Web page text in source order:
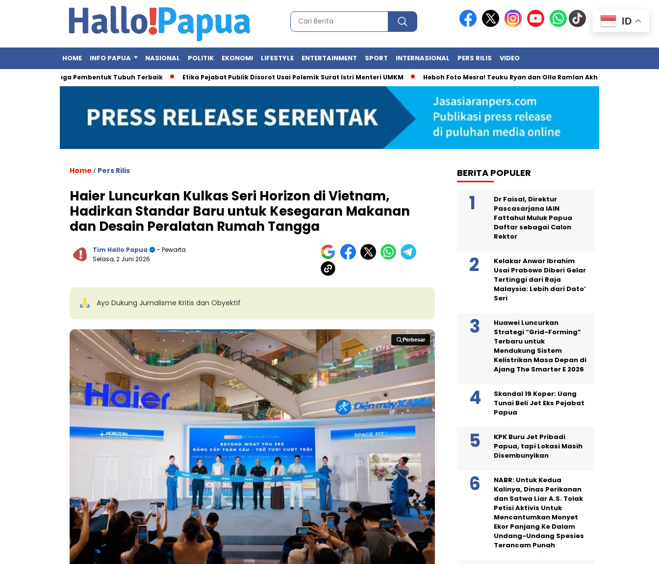
HOME INFO PAPUA NASIONAL POLITIK EKONOMI LIFESTYLE ENTERTAINMENT SPORT INTERNASIONAL PERS RILIS VIDEO
Olahraga Pembentuk Tubuh Terbaik Etika Pejabat Publik Disorot Usai Polemik Surat Istri Menteri UMKM Heboh Foto Mesra! Teuku Ryan dan Olla Ramlan Akhirnya Angkat Bicara
Home / Pers Rilis
Haier Luncurkan Kulkas Seri Horizon di Vietnam,
Hadirkan Standar Baru untuk Kesegaran Makanan
dan Desain Peralatan Rumah Tangga
Tim Hallo Papua
- Pewarta
Selasa, 2 Juni 2026
Ayo Dukung Jurnalisme Kritis dan Obyektif
Perbesar
Perbesar
BERITA POPULER
Dr Faisal, Direktur
Pascasarjana IAIN
Fattahul Muluk Papua
Daftar sebagai Calon
Rektor
Kelakar Anwar Ibrahim
Usai Prabowo Diberi Gelar
Tertinggi dari Raja
Malaysia: Lebih dari Dato’
Seri
Huawei Luncurkan
Strategi “Grid-Forming”
Terbaru untuk
Mendukung Sistem
Kelistrikan Masa Depan di
Ajang The Smarter E 2026
Skandal 19 Koper: Uang
Tunai Beli Jet Eks Pejabat
Papua
KPK Buru Jet Pribadi
Papua, tapi Lokasi Masih
Disembunyikan
NABR: Untuk Kedua
Kalinya, Dinas Perikanan
dan Satwa Liar A.S. Tolak
Petisi Aktivis Untuk
Mencantumkan Monyet
Ekor Panjang Ke Dalam
Undang-Undang Spesies
Terancam Punah
ID